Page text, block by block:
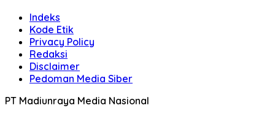
Indeks
Kode Etik
Privacy Policy
Redaksi
Disclaimer
Pedoman Media Siber
PT Madiunraya Media Nasional